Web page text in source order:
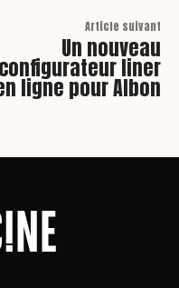
Article suivant
Un nouveau
configurateur liner
ligne pour Albon